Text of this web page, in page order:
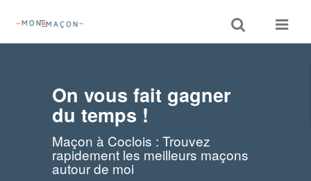
Toggle
search
Toggle
On vous fait gagner
du temps !
Maçon à Coclois : Trouvez
rapidement les meilleurs maçons
autour de moi